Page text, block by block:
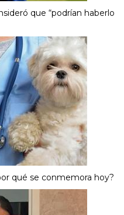
que “podrían haberlo
qué se conmemora hoy?